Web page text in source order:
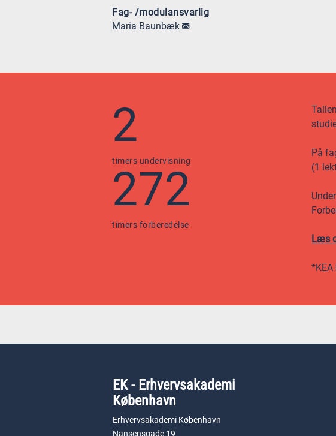
Fag- /modulansvarlig
Maria Baunbæk
2
timers undervisning
272
timers forberedelse
På
(1
Læs
EK - Erhvervsakademi
København
Erhvervsakademi København
Nansensgade 19